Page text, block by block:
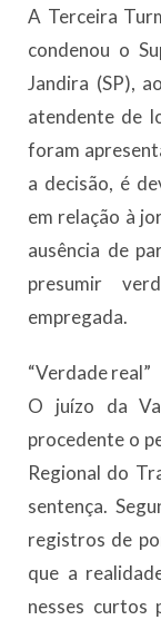
A Terceira
condenou o
Jandira (SP),
atendente de
foram
a decisão, é
em relação à
ausência de
presumir
empregada.
“Verdade real”
O juízo da
procedente o
Regional do
sentença.
registros de
que a
nesses curtos